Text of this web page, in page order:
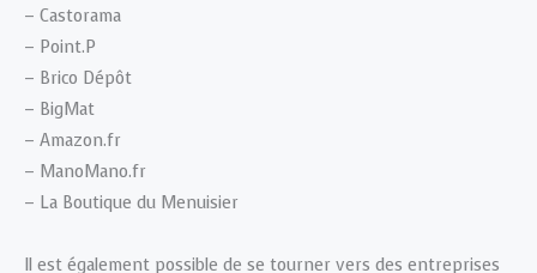
– Castorama
– Point.P
– Brico Dépôt
– BigMat
– Amazon.fr
– ManoMano.fr
– La Boutique du Menuisier
Il est également possible de se tourner vers des entreprises